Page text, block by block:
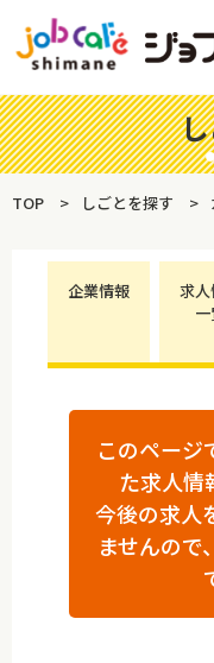
TOP しごとを探す
企業情報
求
このページ
た求人情
今後の求人
ませんので